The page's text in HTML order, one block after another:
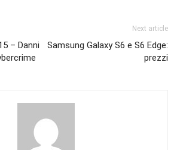
– Danni
Next article
Samsung Galaxy S6 e S6 Edge:
prezzi